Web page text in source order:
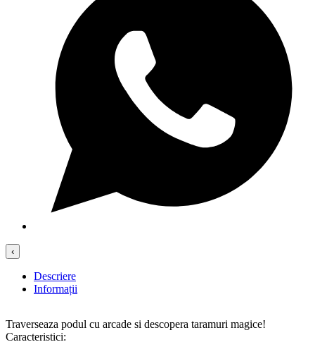
‹
Descriere
Informații
Traverseaza podul cu arcade si descopera taramuri magice!
Caracteristici: